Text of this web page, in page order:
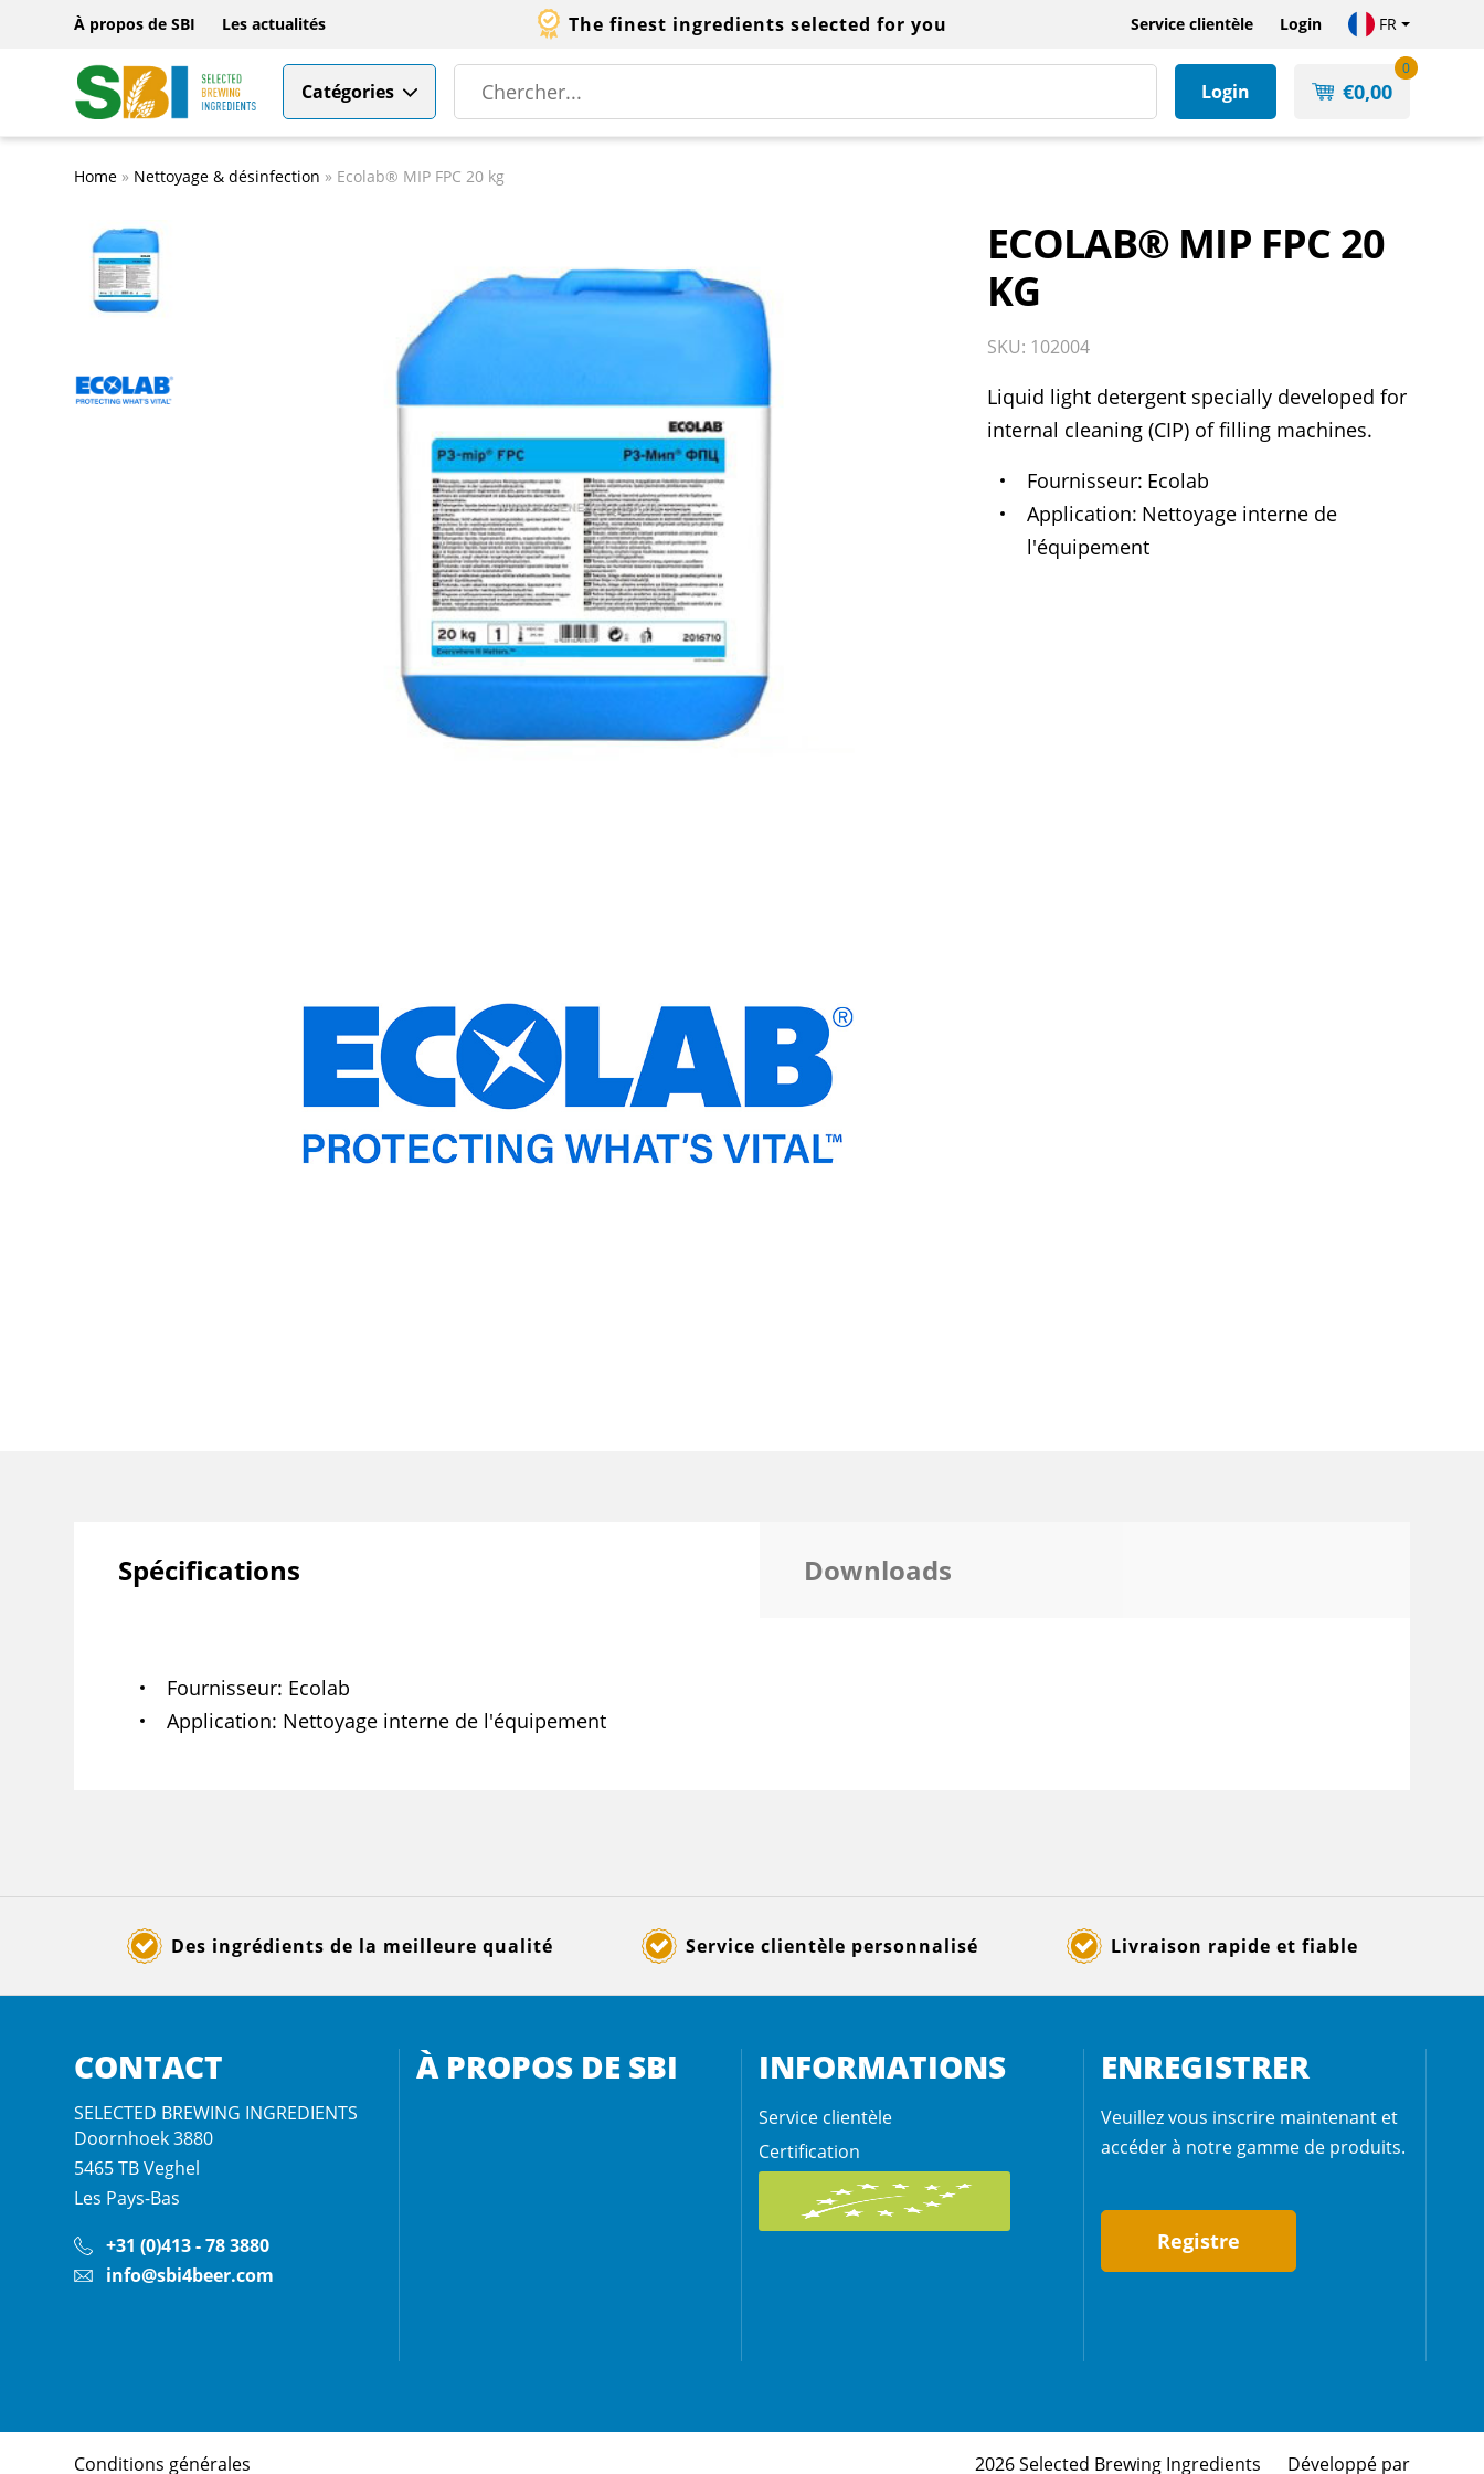
À propos de SBI Les actualités The finest ingredients selected for you Service clientèle Login FR
Catégories Login €0,00
0
Home » Nettoyage & désinfection » Ecolab® MIP FPC 20 kg
ECOLAB® MIP FPC 20
KG
SKU: 102004
Liquid light detergent specially developed for
internal cleaning (CIP) of filling machines.
Fournisseur Ecolab
Application Nettoyage interne de
l'équipement
Spécifications Downloads
Fournisseur Ecolab
Application Nettoyage interne de l'équipement
Des ingrédients de la meilleure qualité Service clientèle personnalisé Livraison rapide et fiable
CONTACT
SELECTED BREWING INGREDIENTS
Doornhoek 3880
5465 TBVeghel
Les Pays-Bas
+31 (0)413 - 78 3880
info@sbi4beer.com
À PROPOS DE SBI INFORMATIONS
Service clientèle
Certification
ENREGISTRER
Veuillez vous inscrire maintenant et
accéder à notre gamme de produits.
Registre
Conditions générales 2026 Selected Brewing Ingredients Développé par